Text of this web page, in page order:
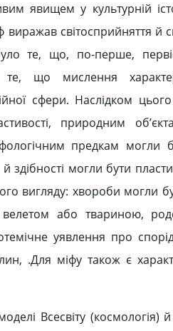
явищем у культурній
виражав світосприйняття
те, що, по-перше,
що мислення
сфери. Наслідком
природним
предкам могли
здібності могли бути
вигляду: хвороби могли
або твариною,
уявлення про
.Для міфу також є
Всесвіту